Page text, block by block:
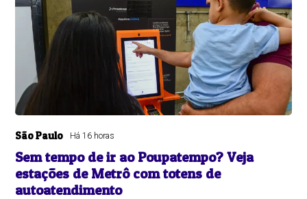
São Paulo Há 16 horas
Sem tempo de ir ao Poupatempo? Veja
estações de Metrô com totens de
autoatendimento